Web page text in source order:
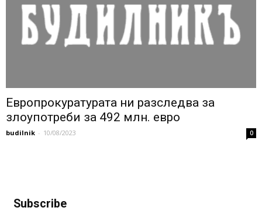
Европрокуратурата ни разследва за
злоупотреби за 492 млн. евро
budilnik - 10/08/2023 0
Subscribe